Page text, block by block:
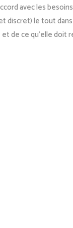
avec les
discret) le tout
de ce qu’elle doit